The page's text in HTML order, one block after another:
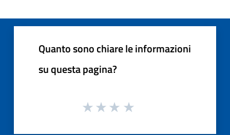
Quanto sono chiare le informazioni
su questa pagina?